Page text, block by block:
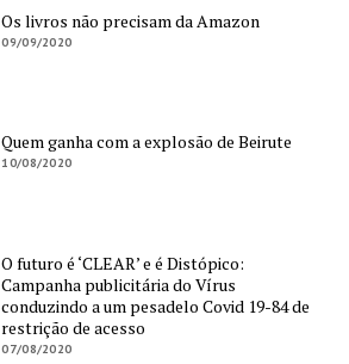
Os livros não precisam da Amazon
09/09/2020
Quem ganha com a explosão de Beirute
10/08/2020
O futuro é ‘CLEAR’ e é Distópico:
Campanha publicitária do Vírus
conduzindo a um pesadelo Covid 19-84 de
restrição de acesso
07/08/2020